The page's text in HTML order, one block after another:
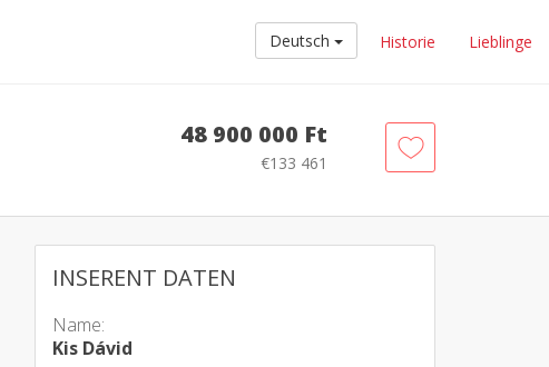
Deutsch Historie Lieblinge
48 900 000 Ft
€133 461
INSERENT DATEN
Name:
Kis Dávid